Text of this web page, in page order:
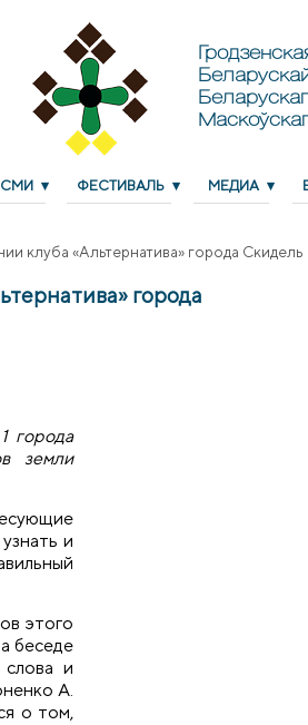
СМИ ФЕСТИВАЛЬ МЕДИА
клуба «Альтернатива» города Скидель
города
города
земли
и
этого
беседе
и
А.
о том,